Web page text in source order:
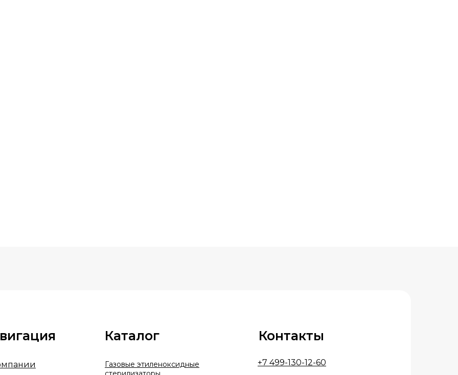
+7 499-130-12-60
Контакты
Каталог
Газовые этиленоксидные